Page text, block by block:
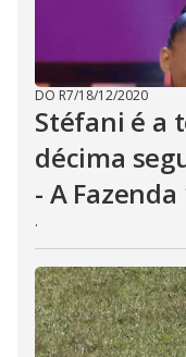
DO R7/18/12/2020
Stéfani é a
décima
- A Fazenda
.